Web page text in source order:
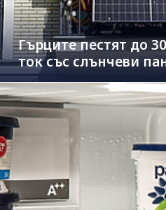
Гърците пестят до
ток със слънчеви